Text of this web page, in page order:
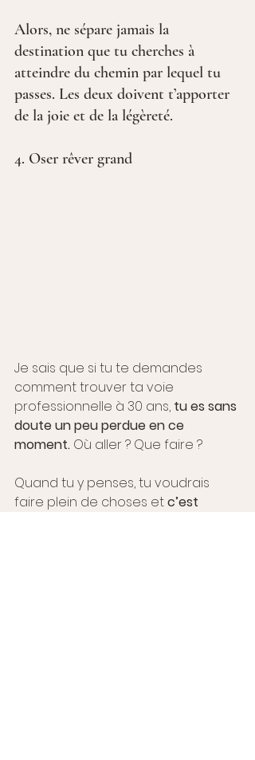
Alors, ne sépare jamais la
destination que tu cherches à
atteindre du chemin par lequel tu
passes. Les deux doivent t’apporter
de la joie et de la légèreté.
4. Oser rêver grand
Je sais que si tu te demandes
comment trouver ta voie
professionnelle à 30 ans, tu es sans
doute un peu perdue en ce
moment. Où aller ? Que faire ?
Quand tu y penses, tu voudrais
faire plein de choses et c’est